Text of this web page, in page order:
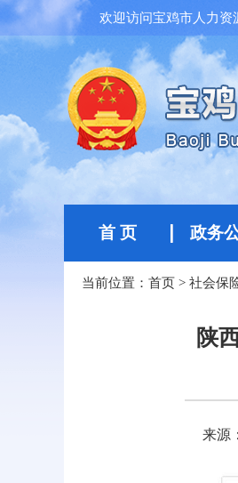
欢迎访问宝鸡市人力资
首 页 政务
当前位置： 首页 > 社会保
陕
来源